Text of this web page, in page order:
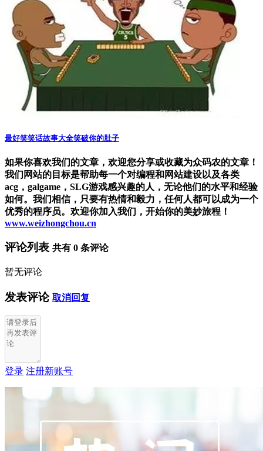
最好笑笑话故事大全笑破你的肚子
如果你喜欢我们的文章，欢迎您分享或收藏为众码农的文章！
我们网站的目标是帮助每一个对编程和网站建设以及各类
acg，galgame，SLG游戏感兴趣的人，无论他们的水平和经验
如何。我们相信，只要有热情和毅力，任何人都可以成为一个
优秀的程序员。欢迎你加入我们，开始你的美妙旅程！
www.weizhongchou.cn
评论列表 共有 0 条评论
暂无评论
发表评论 取消回复
登录 注册新账号